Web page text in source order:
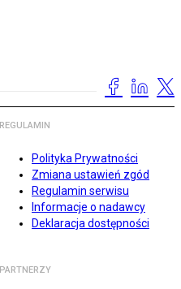
REGULAMIN
Polityka Prywatności
Zmiana ustawień zgód
Regulamin serwisu
Informacje o nadawcy
Deklaracja dostępności
PARTNERZY